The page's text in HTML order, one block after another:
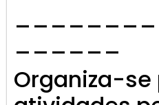
______
Organiza-se